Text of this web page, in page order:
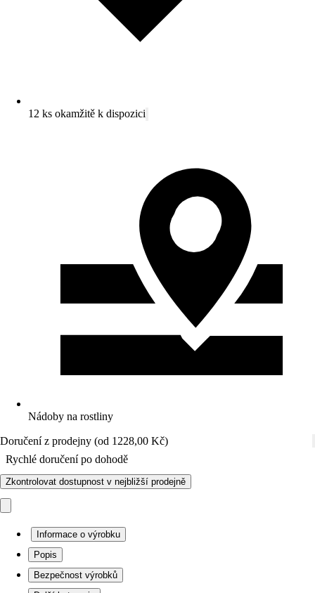
12 ks okamžitě k dispozici
Nádoby na rostliny
Doručení z prodejny (od 1228,00 Kč)
Rychlé doručení po dohodě
Zkontrolovat dostupnost v nejbližší prodejně
Informace o výrobku
Popis
Bezpečnost výrobků